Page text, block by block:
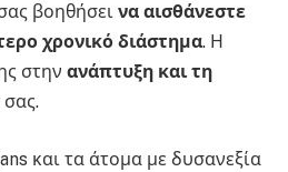
βοηθήσει να αισθάνεστε
χρονικό διάστημα. Η
στην ανάπτυξη και τη
σας.
και τα άτομα με δυσανεξία